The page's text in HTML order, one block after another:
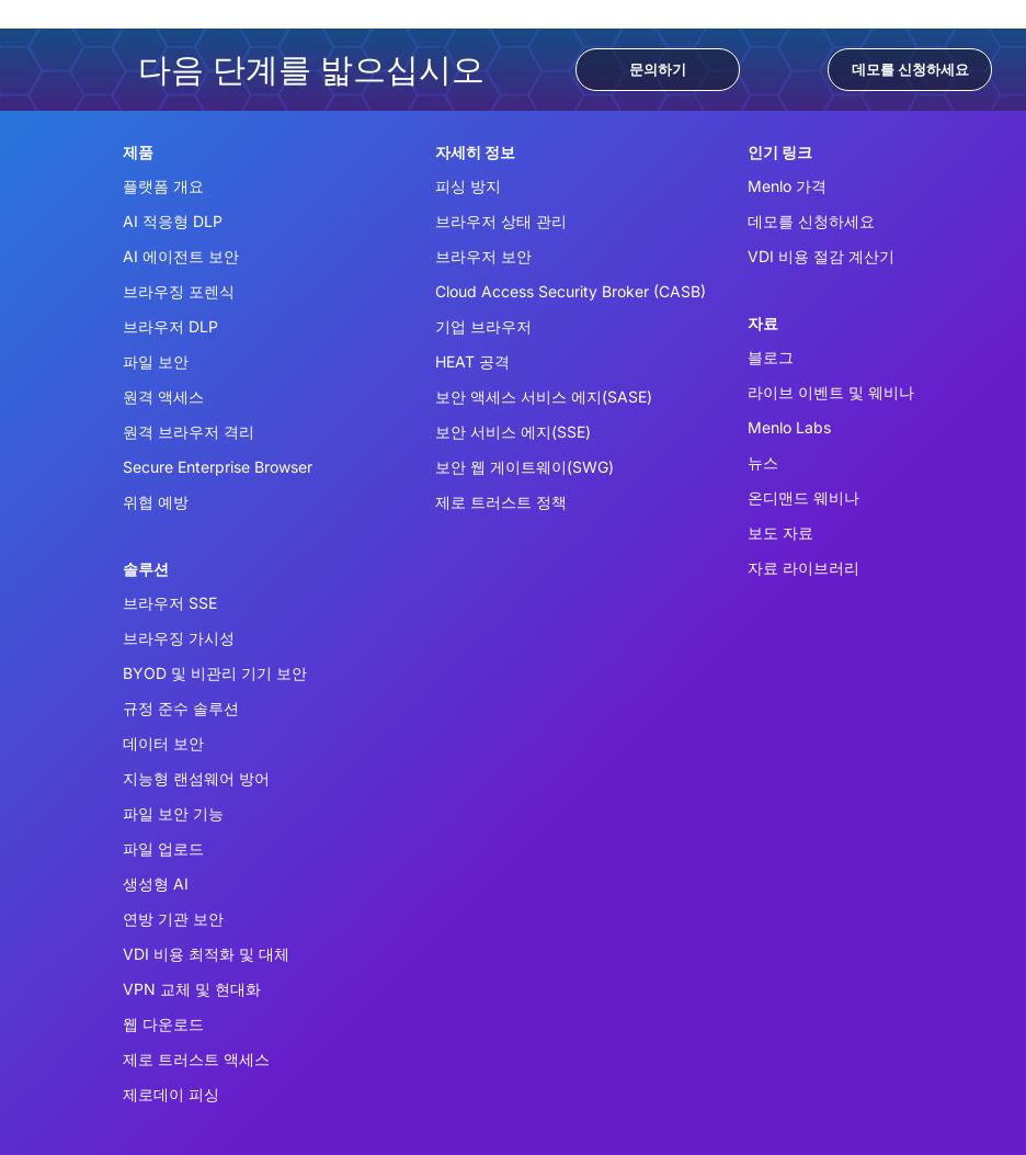
다음 단계를 밟으십시오 문의하기 데모를 신청하세요
제품
플랫폼 개요
AI 적응형 DLP
AI 에이전트 보안
브라우징 포렌식
브라우저 DLP
파일 보안
원격 액세스
원격 브라우저 격리
Secure Enterprise Browser
위협 예방
솔루션
브라우저 SSE
브라우징 가시성
BYOD 및 비관리 기기 보안
규정 준수 솔루션
데이터 보안
지능형 랜섬웨어 방어
파일 보안 기능
파일 업로드
생성형 AI
연방 기관 보안
VDI 비용 최적화 및 대체
VPN 교체 및 현대화
웹 다운로드
제로 트러스트 액세스
제로데이 피싱
자세히 정보
피싱 방지
브라우저 상태 관리
브라우저 보안
Cloud Access Security Broker (CASB)
기업 브라우저
HEAT 공격
보안 액세스 서비스 에지(SASE)
보안 서비스 에지(SSE)
보안 웹 게이트웨이(SWG)
제로 트러스트 정책
인기 링크
Menlo 가격
데모를 신청하세요
VDI 비용 절감 계산기
자료
블로그
라이브 이벤트 및 웨비나
Menlo Labs
뉴스
온디맨드 웨비나
보도 자료
자료 라이브러리